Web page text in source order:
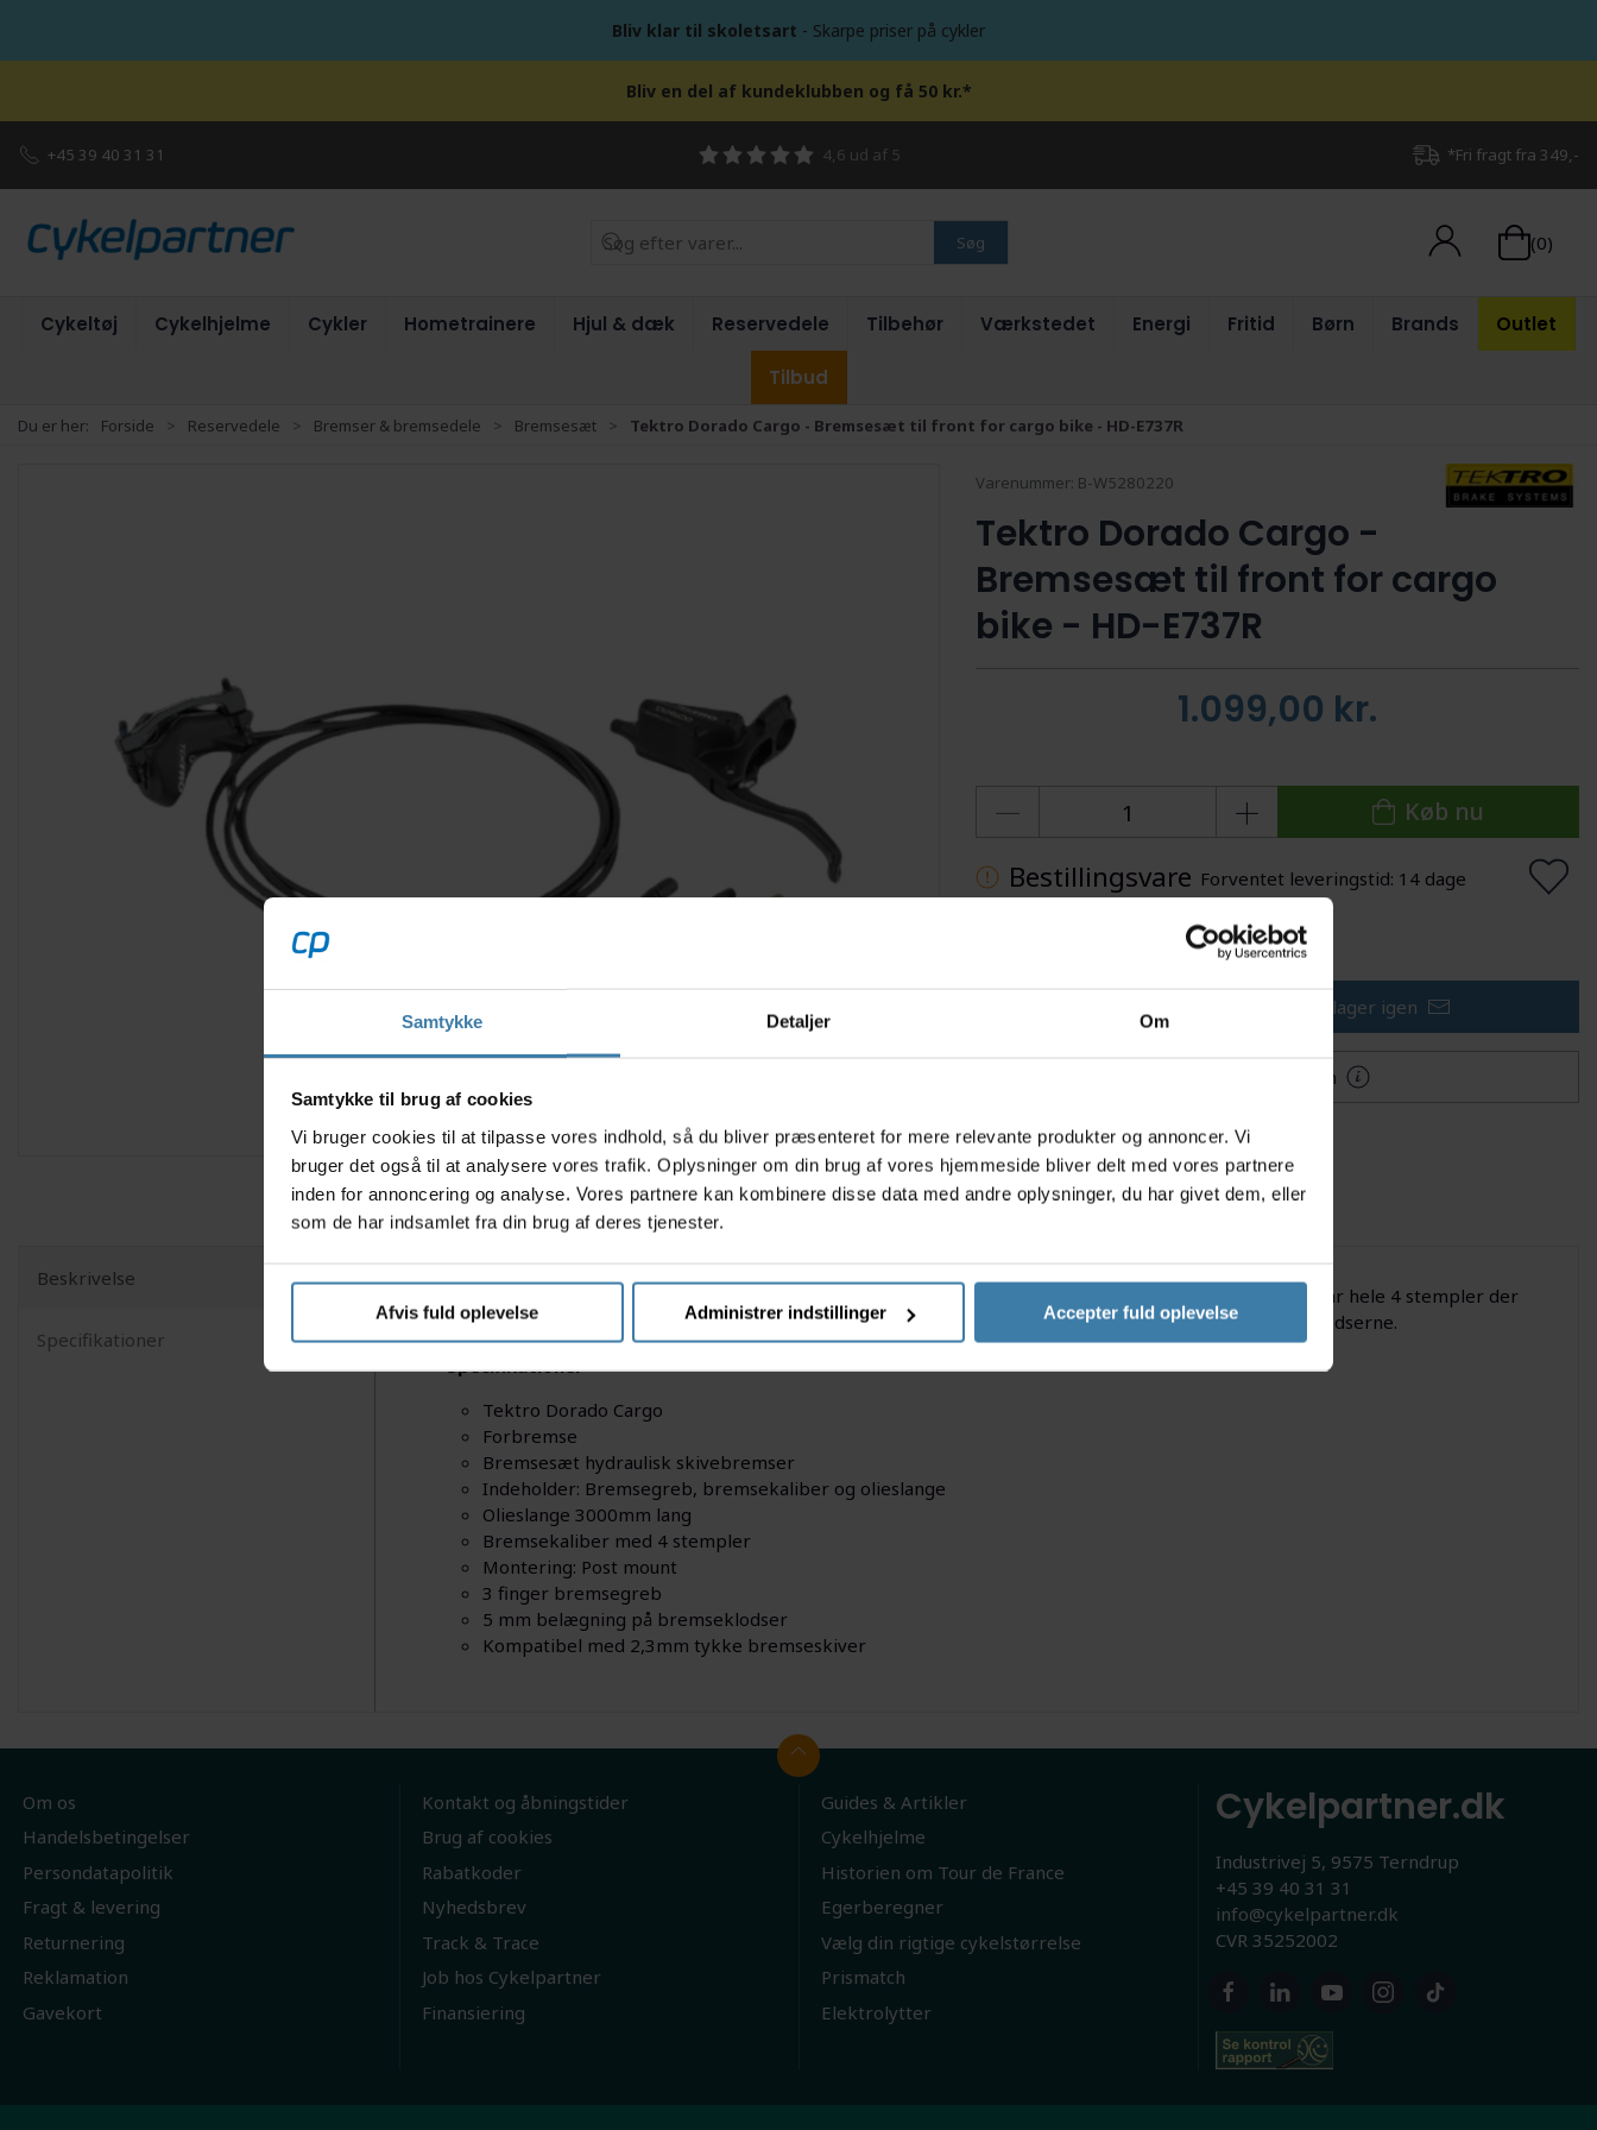
Samtykke Detaljer Om
Samtykke til brug af cookies
Vi bruger cookies til at tilpasse vores indhold, så du bliver præsenteret for mere relevante produkter og annoncer. Vi
bruger det også til at analysere vores trafik. Oplysninger om din brug af vores hjemmeside bliver delt med vores partnere
inden for annoncering og analyse. Vores partnere kan kombinere disse data med andre oplysninger, du har givet dem, eller
som de har indsamlet fra din brug af deres tjenester.
Afvis fuld oplevelse Administrer indstillinger Accepter fuld oplevelse
Bliv klar til skoletsart - Skarpe priser på cykler
Bliv en del af kundeklubben og få 50 kr.*
+45 39 40 31 31 4,6 ud af 5 *Fri fragt fra 349,-
Søg (0)
Cykeltøj Cykelhjelme Cykler Hometrainere Hjul & dæk Reservedele Tilbehør Værkstedet Energi Fritid Børn Brands Outlet
Tilbud
Du er her: Forside Reservedele Bremser & bremsedele Bremsesæt Tektro Dorado Cargo - Bremsesæt til front for cargo bike - HD-E737R
Varenummer: B-W5280220
Tektro Dorado Cargo -
Bremsesæt til front for cargo
bike - HD-E737R
1.099,00 kr.
Køb nu
Bestillingsvare Forventet leveringstid: 14 dage
Tilføj til Ønskeskyen
Få besked når varen er på lager igen
Mere information
Beskrivelse
Specifikationer
Dette bremsesæt til front passer perfekt til Cargo cykler hvor der anvendes skivebremser. Kaliberen har hele 4 stempler der
sikrer optimal bremsekraft, ergonomisk bremsegreb til 3 fingre og hele 5mm belægning på bremseklodserne.
Specifikationer
Tektro Dorado Cargo
Forbremse
Bremsesæt hydraulisk skivebremser
Indeholder: Bremsegreb, bremsekaliber og olieslange
Olieslange 3000mm lang
Bremsekaliber med 4 stempler
Montering: Post mount
3 finger bremsegreb
5 mm belægning på bremseklodser
Kompatibel med 2,3mm tykke bremseskiver
Om os
Handelsbetingelser
Persondatapolitik
Fragt & levering
Returnering
Reklamation
Gavekort
Kontakt og åbningstider
Brug af cookies
Rabatkoder
Nyhedsbrev
Track & Trace
Job hos Cykelpartner
Finansiering
Guides & Artikler
Cykelhjelme
Historien om Tour de France
Egerberegner
Vælg din rigtige cykelstørrelse
Prismatch
Elektrolytter
Cykelpartner.dk
Industrivej 5, 9575 Terndrup
+45 39 40 31 31
info@cykelpartner.dk
CVR 35252002